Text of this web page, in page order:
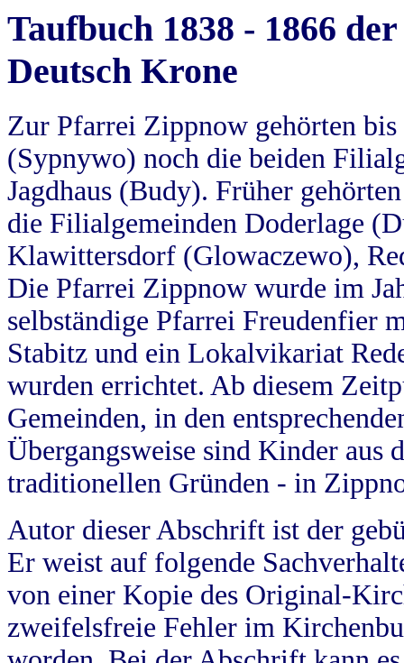
Taufbuch 1838 - 1866
Deutsch Krone
Zur Pfarrei Zippnow gehörten
(Sypnywo) noch die beiden
Jagdhaus (Budy). Früher
die Filialgemeinden Doderlage
Klawittersdorf (Glowaczewo),
Die Pfarrei Zippnow wurde im
selbständige Pfarrei Freudenfier
Stabitz und ein Lokalvikariat
wurden errichtet. Ab diesem
Gemeinden, in den
Übergangsweise sind Kinder aus
traditionellen Gründen - in
Autor dieser Abschrift ist der
Er weist auf folgende
von einer Kopie des Original-
zweifelsfreie Fehler im